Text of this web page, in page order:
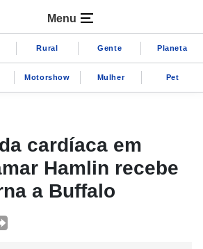
Menu
Rural Gente Planeta
Motorshow Mulher Pet
cardíaca em
Hamlin recebe
a Buffalo